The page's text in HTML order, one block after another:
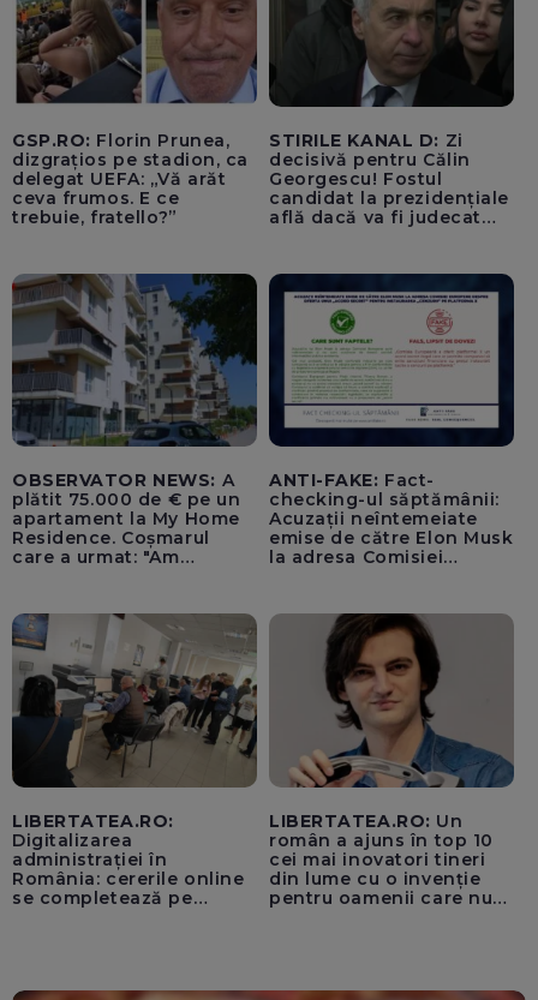
GSP.RO: Florin Prunea,
dizgrațios pe stadion, ca
delegat UEFA: „Vă arăt
ceva frumos. E ce
trebuie, fratello?”
STIRILE KANAL D: Zi
decisivă pentru Călin
Georgescu! Fostul
candidat la prezidențiale
află dacă va fi judecat
OBSERVATOR NEWS: A
plătit 75.000 de € pe un
apartament la My Home
Residence. Coșmarul
care a urmat: "Am
ANTI-FAKE: Fact-
checking-ul săptămânii:
Acuzații neîntemeiate
emise de către Elon Musk
la adresa Comisiei
pentru instaurarea
„cenzurii” pe platforma X
LIBERTATEA.RO:
Digitalizarea
administrației în
România: cererile online
se completează pe
LIBERTATEA.RO: Un
român a ajuns în top 10
cei mai inovatori tineri
din lume cu o invenție
pentru oamenii care nu